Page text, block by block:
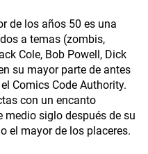
de los años 50 es una
a temas (zombis,
Cole, Bob Powell, Dick
su mayor parte de antes
Comics Code Authority.
con un encanto
medio siglo después de su
el mayor de los placeres.